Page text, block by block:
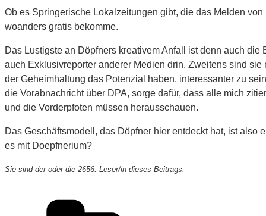
Ob es Springerische Lokalzeitungen gibt, die das Melden
woanders gratis bekomme.
Das Lustigste an Döpfners kreativem Anfall ist denn auch
auch Exklusivreporter anderer Medien drin. Zweitens sind
der Geheimhaltung das Potenzial haben, interessanter zu
die Vorabnachricht über DPA, sorge dafür, dass alle mich
und die Vorderpfoten müssen herausschauen.
Das Geschäftsmodell, das Döpfner hier entdeckt hat, ist
es mit Doepfnerium?
Sie sind der oder die 2656. Leser/in dieses Beitrags.